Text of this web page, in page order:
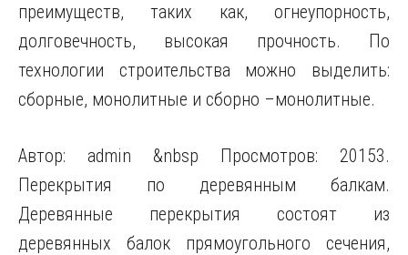
преимуществ, таких как, огнеупорность,
долговечность, высокая прочность. По
технологии строительства можно выделить:
сборные, монолитные и сборно –монолитные.
Автор: admin &nbsp Просмотров: 20153.
Перекрытия по деревянным балкам.
Деревянные перекрытия состоят из
деревянных балок прямоугольного сечения,